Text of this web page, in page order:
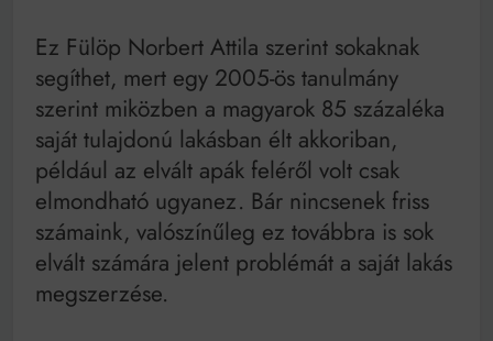
Ez Fülöp Norbert Attila szerint sokaknak
segíthet, mert egy 2005-ös tanulmány
szerint miközben a magyarok 85 százaléka
saját tulajdonú lakásban élt akkoriban,
például az elvált apák feléről volt csak
elmondható ugyanez. Bár nincsenek friss
számaink, valószínűleg ez továbbra is sok
elvált számára jelent problémát a saját lakás
megszerzése.